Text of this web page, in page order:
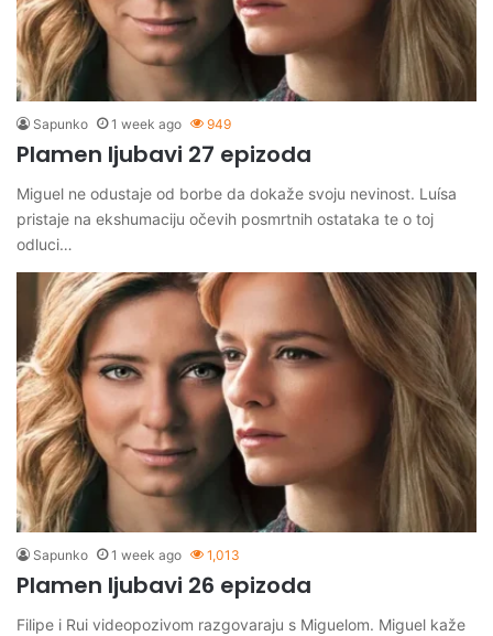
Sapunko 1 week ago 949
Plamen ljubavi 27 epizoda
Miguel ne odustaje od borbe da dokaže svoju nevinost. Luísa
pristaje na ekshumaciju očevih posmrtnih ostataka te o toj
odluci…
Sapunko 1 week ago 1,013
Plamen ljubavi 26 epizoda
Filipe i Rui videopozivom razgovaraju s Miguelom. Miguel kaže